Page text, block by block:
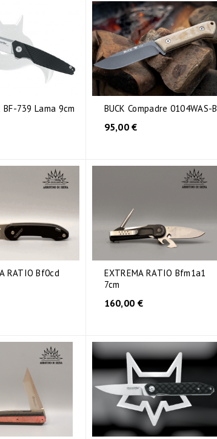
739 Lama 9cm BUCK Compadre 0104WAS-B
95,00 €
RATIO Bf0cd
EXTREMA RATIO Bfm1a1
7cm
160,00 €